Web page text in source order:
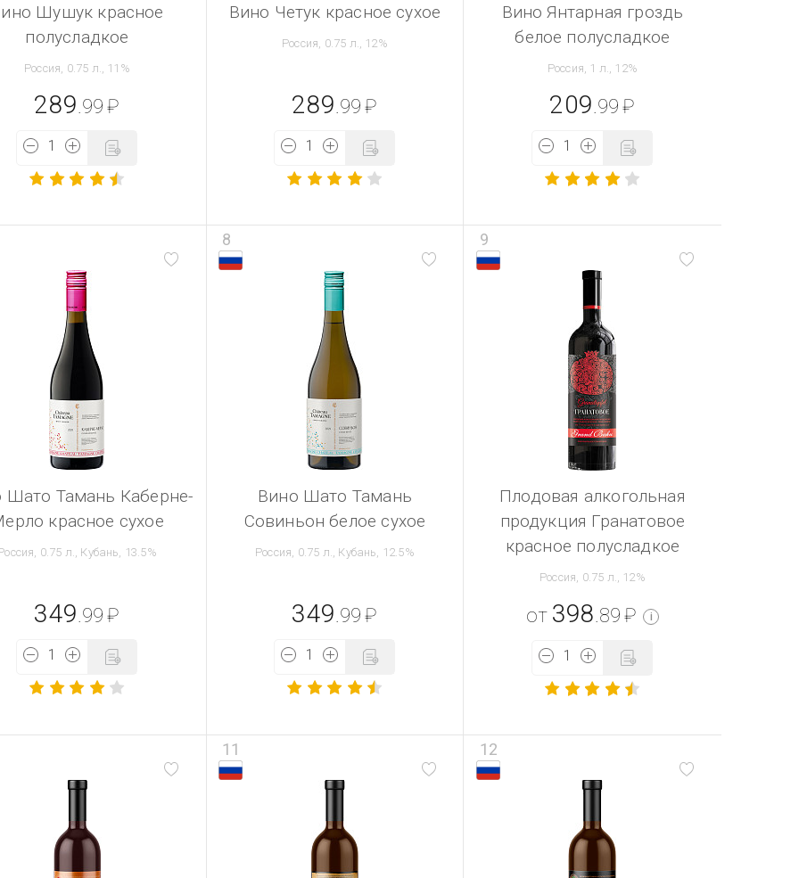
Шушук красное
полусладкое
Россия, 0.75 л., 11%
289 .99 ₽
Вино Четук красное сухое
Россия, 0.75 л., 12%
289 .99 ₽
Вино Янтарная гроздь
белое полусладкое
Россия, 1 л., 12%
209 .99 ₽
Шато Тамань Каберне-
красное сухое
0.75 л., Кубань, 13.5%
349 .99 ₽
8
Вино Шато Тамань
Совиньон белое сухое
Россия, 0.75 л., Кубань, 12.5%
349 .99 ₽
9
Плодовая алкогольная
продукция Гранатовое
красное полусладкое
Россия, 0.75 л., 12%
от 398 .89 ₽ i
11 12